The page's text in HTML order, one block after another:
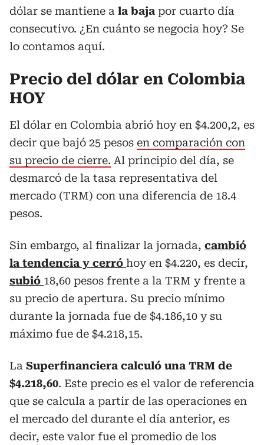
dólar se mantiene a la baja por cuarto día
consecutivo. ¿En cuánto se negocia hoy? Se
lo contamos aquí.
Precio del dólar en Colombia
HOY
El dólar en Colombia abrió hoy en $4.200,2, es
decir que bajó 25 pesos en comparación con
su precio de cierre. Al principio del día, se
desmarcó de la tasa representativa del
mercado (TRM) con una diferencia de 18.4
pesos.
Sin embargo, al finalizar la jornada, cambió
la tendencia y cerró hoy en $4.220, es decir,
subió 18,60 pesos frente a la TRM y frente a
su precio de apertura. Su precio mínimo
durante la jornada fue de $4.186,10 y su
máximo fue de $4.218,15.
La Superfinanciera calculó una TRM de
$4.218,60. Este precio es el valor de referencia
que se calcula a partir de las operaciones en
el mercado del durante el día anterior, es
decir, este valor fue el promedio de los